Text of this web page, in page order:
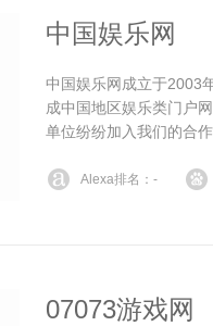
中国娱乐网
中国娱乐网成立于2003
成中国地区娱乐类门户
单位纷纷加入我们的合
Alexa排名：-
07073游戏网